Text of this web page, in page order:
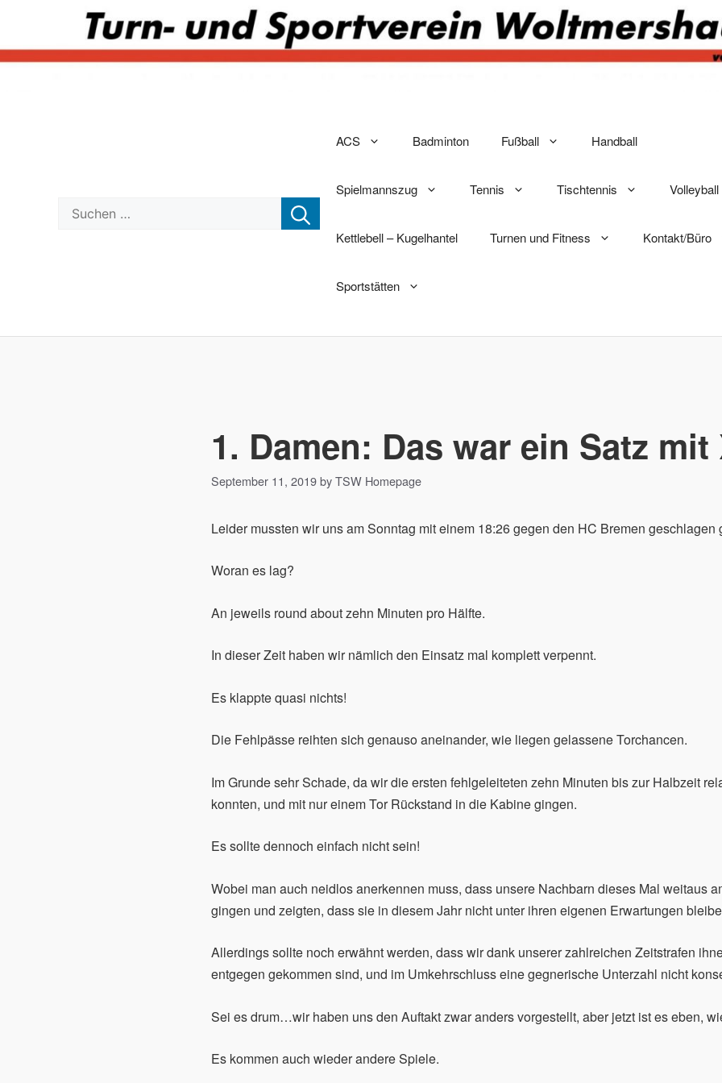
Suchen nach:
ACS Badminton Fußball Handball
Spielmannszug Tennis Tischtennis Volleyball
Kettlebell – Kugelhantel Turnen und Fitness Kontakt/Büro
Sportstätten
1. Damen: Das war ein Satz
September 11, 2019 by TSW Homepage
Leider mussten wir uns am Sonntag mit einem 18:26 gegen den HC Bremen geschlagen
Woran es lag?
An jeweils round about zehn Minuten pro Hälfte.
In dieser Zeit haben wir nämlich den Einsatz mal komplett verpennt.
Es klappte quasi nichts!
Die Fehlpässe reihten sich genauso aneinander, wie liegen gelassene Torchancen.
Im Grunde sehr Schade, da wir die ersten fehlgeleiteten zehn Minuten bis zur Halbzeit
konnten, und mit nur einem Tor Rückstand in die Kabine gingen.
Es sollte dennoch einfach nicht sein!
Wobei man auch neidlos anerkennen muss, dass unsere Nachbarn dieses Mal weitaus
gingen und zeigten, dass sie in diesem Jahr nicht unter ihren eigenen Erwartungen
Allerdings sollte noch erwähnt werden, dass wir dank unserer zahlreichen Zeitstrafen
entgegen gekommen sind, und im Umkehrschluss eine gegnerische Unterzahl nicht
Sei es drum…wir haben uns den Auftakt zwar anders vorgestellt, aber jetzt ist es eben,
Es kommen auch wieder andere Spiele.